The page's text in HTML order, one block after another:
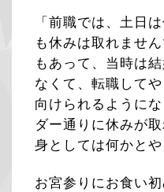
「前職では、土日
も休みは取れませ
もあって、当時は
なくて、転職して
向けられるように
ダー通りに休みが
身としては何かとや
お宮参りにお食い